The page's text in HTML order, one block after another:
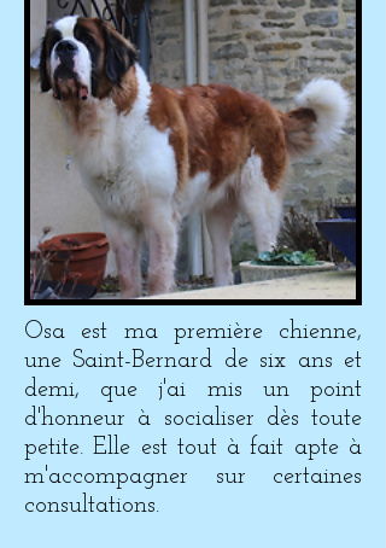
Osa est ma première chienne,
une Saint-Bernard de six ans et
demi, que j'ai mis un point
d'honneur à socialiser dès toute
petite. Elle est tout à fait apte à
m'accompagner sur certaines
consultations.